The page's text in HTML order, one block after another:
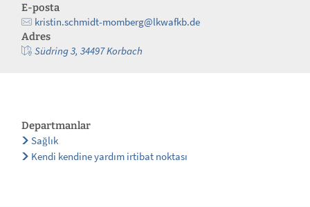
E-posta
kristin.schmidt-momberg@lkwafkb.de
Adres
Südring 3, 34497 Korbach
Departmanlar
Sağlık
Kendi kendine yardım irtibat noktası